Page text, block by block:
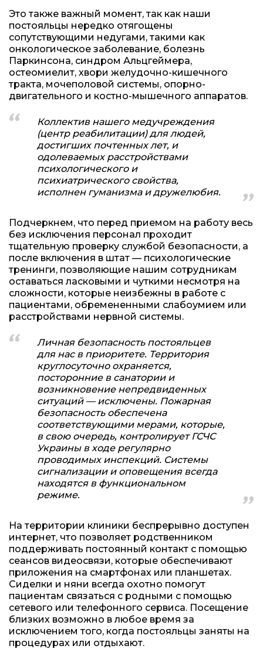
Это также важный момент, так как наши
постояльцы нередко отягощены
сопутствующими недугами, такими как
онкологическое заболевание, болезнь
Паркинсона, синдром Альцгеймера,
остеомиелит, хвори желудочно-кишечного
тракта, мочеполовой системы, опорно-
двигательного и костно-мышечного аппаратов.
Коллектив нашего медучреждения
(центр реабилитации) для людей,
достигших почтенных лет, и
одолеваемых расстройствами
психологического и
психиатрического свойства,
исполнен гуманизма и дружелюбия.
Подчеркнем, что перед приемом на работу весь
без исключения персонал проходит
тщательную проверку службой безопасности, а
после включения в штат — психологические
тренинги, позволяющие нашим сотрудникам
оставаться ласковыми и чуткими несмотря на
сложности, которые неизбежны в работе с
пациентами, обремененными слабоумием или
расстройствами нервной системы.
Личная безопасность постояльцев
для нас в приоритете. Территория
круглосуточно охраняется,
посторонние в санатории и
возникновение непредвиденных
ситуаций — исключены. Пожарная
безопасность обеспечена
соответствующими мерами, которые,
в свою очередь, контролирует ГСЧС
Украины в ходе регулярно
проводимых инспекций. Системы
сигнализации и оповещения всегда
находятся в функциональном
режиме.
На территории клиники беспрерывно доступен
интернет, что позволяет родственником
поддерживать постоянный контакт с помощью
сеансов видеосвязи, которые обеспечивают
приложения на смартфонах или планшетах.
Сиделки и няни всегда охотно помогут
пациентам связаться с родными с помощью
сетевого или телефонного сервиса. Посещение
близких возможно в любое время за
исключением того, когда постояльцы заняты на
процедурах или отдыхают.